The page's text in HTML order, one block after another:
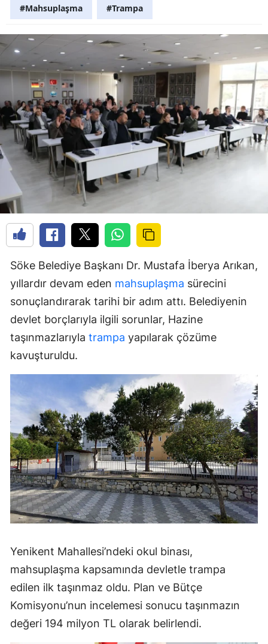
#Mahsuplaşma #Trampa
Söke Belediye Başkanı Dr. Mustafa İberya Arıkan,
yıllardır devam eden mahsuplaşma sürecini
sonuçlandırarak tarihi bir adım attı. Belediyenin
devlet borçlarıyla ilgili sorunlar, Hazine
taşınmazlarıyla trampa yapılarak çözüme
kavuşturuldu.
Yenikent Mahallesi’ndeki okul binası,
mahsuplaşma kapsamında devletle trampa
edilen ilk taşınmaz oldu. Plan ve Bütçe
Komisyonu’nun incelemesi sonucu taşınmazın
değeri 194 milyon TL olarak belirlendi.